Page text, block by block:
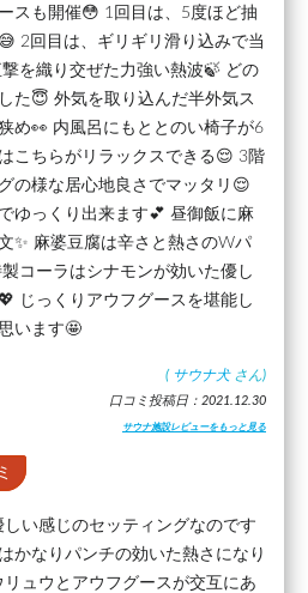
スも開催😳 1回目は、5度ほど抽
2回目は、ギリギリ滑り込みで当
を織り交ぜた力強い熱波🍃 どの
た😇 外気を取り込んだ半外気ス
め👀 内風呂にもととのい椅子が6
こちらがリラックスできる😌 3階
の様な居心地良さでマッタリ😌
ゆっくり出来ます💕 昼御飯に麻
✨ 麻婆豆腐は辛さと熱さのWパ
コーラはシナモンが効いた優し
じっくりアウフグースを堪能し
います🤩
( サウナ犬 さん)
口コミ投稿日：2021.12.30
サウナ施設レビューをもっと見る
い感じのセッティングなのです
かなりパンチの効いた熱さになり
ュウとアウフグースが交互にあ